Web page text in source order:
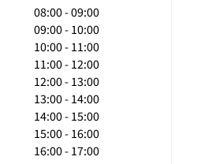
08:00 - 09:00
09:00 - 10:00
10:00 - 11:00
11:00 - 12:00
12:00 - 13:00
13:00 - 14:00
14:00 - 15:00
15:00 - 16:00
16:00 - 17:00